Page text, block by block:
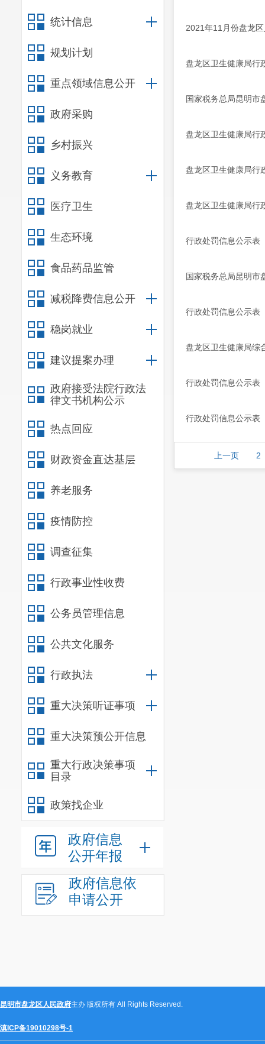
统计信息
规划计划
重点领域信息公开
政府采购
乡村振兴
义务教育
医疗卫生
生态环境
食品药品监管
减税降费信息公开
稳岗就业
建议提案办理
政府接受法院行政法
律文书机构公示
热点回应
财政资金直达基层
养老服务
疫情防控
调查征集
行政事业性收费
公务员管理信息
公共文化服务
行政执法
重大决策听证事项
重大决策预公开信息
重大行政决策事项
目录
政策找企业
政府信息
公开年报
政府信息依
申请公开
2021年11月份盘龙
盘龙区卫生健康局行
国家税务总局昆明市
盘龙区卫生健康局行
盘龙区卫生健康局行
盘龙区卫生健康局行
行政处罚信息公示表
国家税务总局昆明市
行政处罚信息公示表
盘龙区卫生健康局综
行政处罚信息公示表
行政处罚信息公示表
上一页 2
昆明市盘龙区人民政府主办 版权所有 All Rights Reserved.
滇ICP备19010298号-1